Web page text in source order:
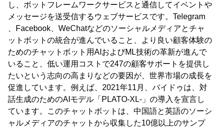
し、ボットフレームワークサービスと通信してイベントや
メッセージを送受信するウェブサービスです。Telegram
、Facebook、WeChatなどのソーシャルメディアとチャ
ットボットの統合が進んでいること、より良い顧客体験の
ためのチャットボット用AIおよびML技術の革新が進んで
いること、低い運用コストで247の顧客サポートを提供し
たいという志向の高まりなどの要因が、世界市場の成長を
促進しています。例えば、2021年11月、バイドゥは、対
話生成のためのAIモデル「PLATO-XL-」の導入を宣言し
ています。このチャットボットは、中国語と英語のソーシ
ャルメディアのチャットから収集した10億以上のサンプ